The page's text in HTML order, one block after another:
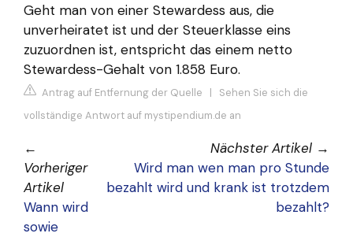
Geht man von einer Stewardess aus, die
unverheiratet ist und der Steuerklasse eins
zuzuordnen ist, entspricht das einem netto
Stewardess-Gehalt von 1.858 Euro.
Antrag auf Entfernung der Quelle | Sehen Sie sich die
vollständige Antwort auf mystipendium.de an
←
Vorheriger
Artikel
Wann wird
sowie
Nächster Artikel →
Wird man wen man pro Stunde
bezahlt wird und krank ist trotzdem
bezahlt?